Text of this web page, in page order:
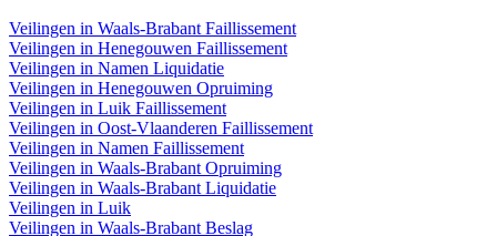
Veilingen in Waals-Brabant Faillissement
Veilingen in Henegouwen Faillissement
Veilingen in Namen Liquidatie
Veilingen in Henegouwen Opruiming
Veilingen in Luik Faillissement
Veilingen in Oost-Vlaanderen Faillissement
Veilingen in Namen Faillissement
Veilingen in Waals-Brabant Opruiming
Veilingen in Waals-Brabant Liquidatie
Veilingen in Luik
Veilingen in Waals-Brabant Beslag